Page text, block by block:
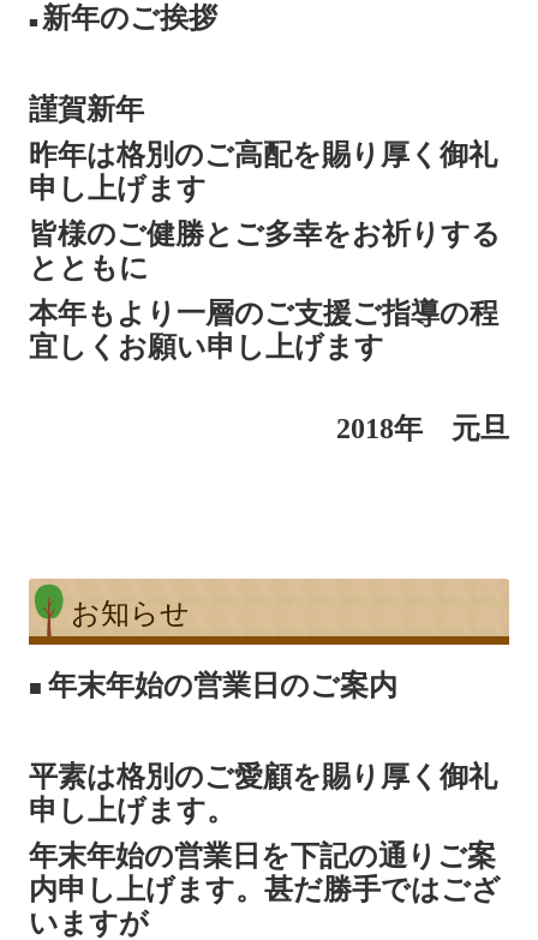
■ 新年のご挨拶
謹賀新年
昨年は格別のご高配を賜り厚く御礼
申し上げます
皆様のご健勝とご多幸をお祈りする
とともに
本年もより一層のご支援ご指導の程
宜しくお願い申し上げます
2018年 元旦
お知らせ
■年末年始の営業日のご案内
平素は格別のご愛顧を賜り厚く御礼
申し上げます。
年末年始の営業日を下記の通りご案
内申し上げます。甚だ勝手ではござ
いますが